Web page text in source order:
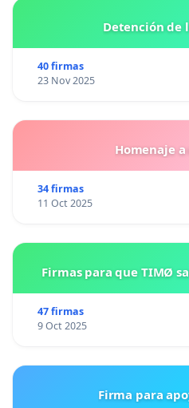
Detención de
40 firmas
23 Nov 2025
Homenaje a
34 firmas
11 Oct 2025
Firmas para que TIMØ
47 firmas
9 Oct 2025
Firma para